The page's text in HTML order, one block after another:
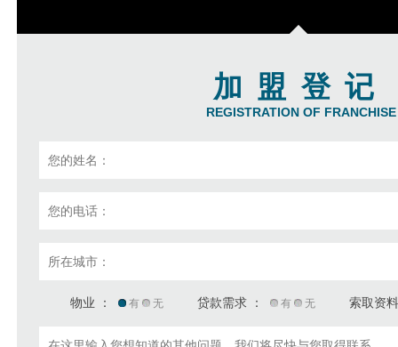
加盟登记
REGISTRATION OF FRANCHISE
物业 ： 有 无 贷款需求 ： 有 无 索取资